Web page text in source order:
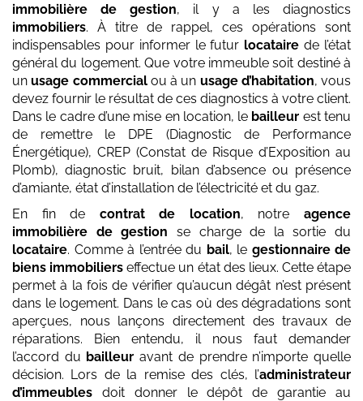
immobilière de gestion, il y a les diagnostics
immobiliers. À titre de rappel, ces opérations sont
indispensables pour informer le futur locataire de l’état
général du logement. Que votre immeuble soit destiné à
unusage commercialou à un usage d’habitation, vous
devez fournir le résultat de ces diagnostics à votre client.
Dans le cadre d’une mise en location, le bailleur est tenu
de remettre le DPE (Diagnostic de Performance
Énergétique), CREP (Constat de Risque d’Exposition au
Plomb), diagnostic bruit, bilan d’absence ou présence
d’amiante, état d’installation de l’électricité et du gaz.
En fin de contrat de location, notreagence
immobilière de gestion se charge de la sortie du
locataire. Comme à l’entrée du bail, le gestionnaire de
biens immobilierseffectue un état des lieux. Cette étape
permet à la fois de vérifier qu’aucun dégât n’est présent
dans le logement. Dans le cas où des dégradations sont
aperçues, nous lançons directement des travaux de
réparations. Bien entendu, il nous faut demander
l’accord du bailleur avant de prendre n’importe quelle
décision. Lors de la remise des clés, l’administrateur
d’immeubles doit donner le dépôt de garantie au